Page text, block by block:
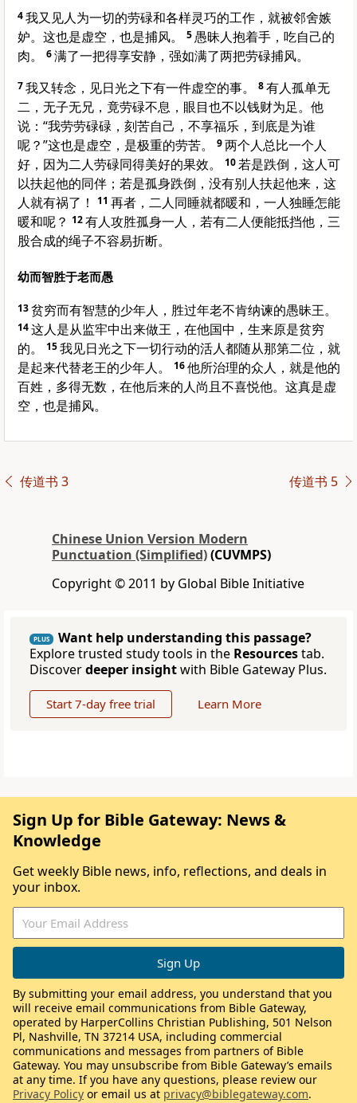
4我又见人为一切的劳碌和各样灵巧的工作，就被邻舍嫉
妒。这也是虚空，也是捕风。
5 愚昧人抱着手，吃自己的
肉。
6满了一把得享安静，强如满了两把劳碌捕风。
7我又转念，见日光之下有一件虚空的事。 8有人孤单无
二，无子无兄，竟劳碌不息，眼目也不以钱财为足。他
说：“我劳劳碌碌，刻苦自己，不享福乐，到底是为谁
呢？”这也是虚空，是极重的劳苦。
9两个人总比一个人
好，因为二人劳碌同得美好的果效。
10若是跌倒，这人可
以扶起他的同伴；若是孤身跌倒，没有别人扶起他来，这
人就有祸了！
11 再者，二人同睡就都暖和，一人独睡怎能
暖和呢？ 12有人攻胜孤身一人，若有二人便能抵挡他，三
股合成的绳子不容易折断。
幼而智胜于老而愚
13贫穷而有智慧的少年人，胜过年老不肯纳谏的愚昧王。
14这人是从监牢中出来做王，在他国中，生来原是贫穷
的。
15我见日光之下一切行动的活人都随从那第二位，就
是起来代替老王的少年人。
16他所治理的众人，就是他的
百姓，多得无数，在他后来的人尚且不喜悦他。这真是虚
空，也是捕风。
传道书 3 传道书 5
Chinese Union Version Modern
Punctuation (Simplified)(CUVMPS)
Copyright © 2011 by Global Bible Initiative
PLUS
Want help understanding this passage?
Explore trusted study tools in the Resourcestab.
Discoverdeeper insightwith Bible Gateway Plus.
Start 7-day free trial Learn More
Sign Up for Bible Gateway: News &
Knowledge
Get weekly Bible news, info, reflections, and deals in
your inbox.
By submitting your email address, you understand that you
will receive email communications from Bible Gateway,
operated by HarperCollins Christian Publishing, 501 Nelson
Pl, Nashville, TN 37214 USA, including commercial
communications and messages from partners of Bible
Gateway. You may unsubscribe from Bible Gateway’s emails
at any time. If you have any questions, please review our
Privacy Policy or email us at privacy@biblegateway.com.